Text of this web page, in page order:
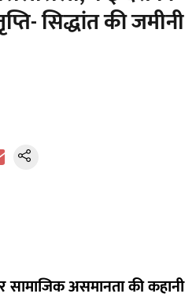
सिद्धांत की जमीनी
सामाजिक असमानता की कहानी